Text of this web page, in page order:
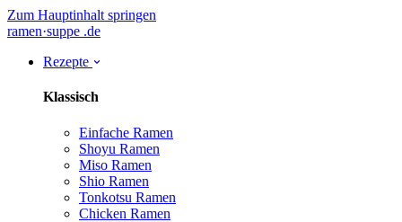
Zum Hauptinhalt springen
ramen·suppe .de
Rezepte
Klassisch
Einfache Ramen
Shoyu Ramen
Miso Ramen
Shio Ramen
Tonkotsu Ramen
Chicken Ramen